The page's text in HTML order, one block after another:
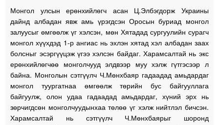
Монгол улсын ерөнхийлөгч асан Ц.Элбэгдорж Украины
дайнд албадан явж амь үрэгдсэн Оросын буриад монгол
залуусыг өмгөөлж үг хэлсэн, мөн Хятадад сургуулийн сурагч
монгол хүүхдэд 1-р ангиас нь эхлэн хятад хэл албадан заах
болсныг эсэргүүцэж үгээ хэлсэн байдаг. Харамсалтай нь экс
ерөнхийлөгчөө монголчууд элдвээр муу хэлж гүтгэсээр л
байна. Монголын сэтгүүлч Ч.Мөнхбаяр гадаадад амьдардаг
монгол туургатнаа өмгөөлж төрийн бус байгууллага
байгуулж, олон удаа гадаадад амьдардаг, хүний эрх нь
зөрчигдсөн монголчуудынхаа төлөө үг хэлж нийтлэл бичсэн.
Харамсалтай нь сэтгүүлч Ч.Мөнхбаярыг шоронд